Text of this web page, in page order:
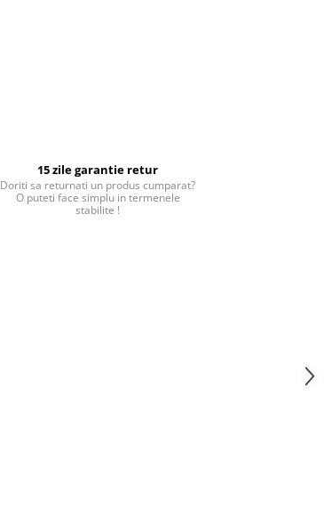
15 zile garantie retur
Doriti sa returnati un produs cumparat?
O puteti face simplu in termenele
stabilite !